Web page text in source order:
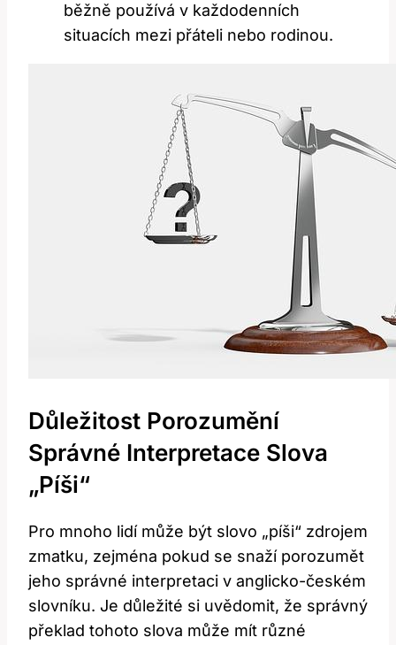
běžně používá v každodenních
situacích mezi přáteli nebo rodinou.
Důležitost Porozumění
Správné Interpretace Slova
„píši“
Pro mnoho lidí může být slovo „píši“ zdrojem
zmatku, zejména pokud se snaží porozumět
jeho správné interpretaci v anglicko-českém
slovníku. Je důležité si uvědomit, že správný
překlad tohoto slova může mít různé